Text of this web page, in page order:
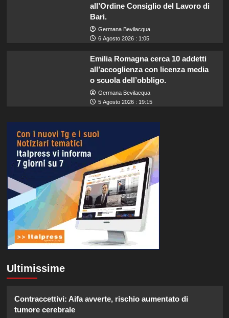
all’Ordine Consiglio del Lavoro di
Bari.
Germana Bevilacqua
6 Agosto 2026 : 1:05
Emilia Romagna cerca 10 addetti
all’accoglienza con licenza media
o scuola dell’obbligo.
Germana Bevilacqua
5 Agosto 2026 : 19:15
Ultimissime
Contraccettivi: Aifa avverte, rischio aumentato di
tumore cerebrale